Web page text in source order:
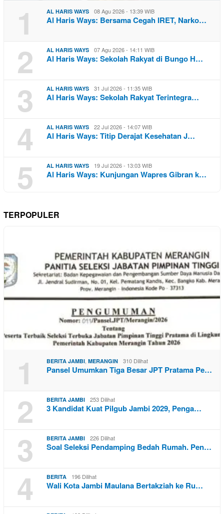
1 AL HARIS WAYS 08 Agu 2026 - 13:39 WIB
Al Haris Ways: Bersama Cegah IRET, Narko…
2 AL HARIS WAYS 07 Agu 2026 - 14:11 WIB
Al Haris Ways: Sekolah Rakyat di Bungo H…
3 AL HARIS WAYS 31 Jul 2026 - 11:35 WIB
Al Haris Ways: Sekolah Rakyat Terintegra…
4 AL HARIS WAYS 22 Jul 2026 - 14:07 WIB
Al Haris Ways: Titip Derajat Kesehatan J…
5 AL HARIS WAYS 19 Jul 2026 - 13:03 WIB
Al Haris Ways: Kunjungan Wapres Gibran k…
TERPOPULER
1 BERITA JAMBI, MERANGIN 310 Dilihat
Pansel Umumkan Tiga Besar JPT Pratama Pe…
2 BERITA JAMBI 253 Dilihat
3 Kandidat Kuat Pilgub Jambi 2029, Penga…
3 BERITA JAMBI 226 Dilihat
Soal Seleksi Pendamping Bedah Rumah. Pen…
4 BERITA 196 Dilihat
Wali Kota Jambi Maulana Bertakziah ke Ru…